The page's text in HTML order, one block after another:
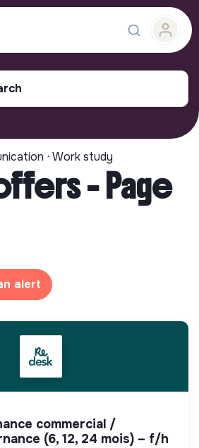
⋅ Work study
- Page
alert
(6, 12, 24 mois) – f/h